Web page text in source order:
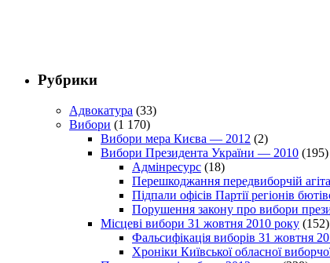
Рубрики
Адвокатура (33)
Вибори (1 170)
Вибори мера Києва — 2012 (2)
Вибори Президента України — 2010 (195)
Адмінресурс (18)
Перешкоджання передвиборчій
Підпали офісів Партії регіонів
Порушення закону про вибори
Місцеві вибори 31 жовтня 2010 року (152)
Фальсифікація виборів 31 жовтня
Хроніки Київської обласної виборчої